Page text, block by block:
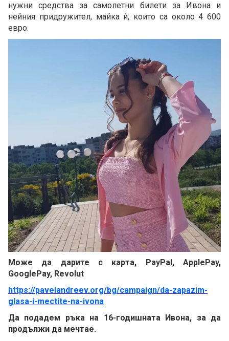
нужни средства за самолетни билети за Ивона и
нейния придружител, майка ѝ, които са около 4 600
евро.
Може да дарите с карта, PayPal, ApplePay,
GooglePay, Revolut
https://pavelandreev.org/bg/campaign/da-zapazim-
glasa-i-mectite-na-ivona
Да подадем ръка на 16-годишната Ивона, за да
продължи да мечтае.